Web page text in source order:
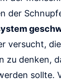
der
versucht,
zu denken,
sollte.